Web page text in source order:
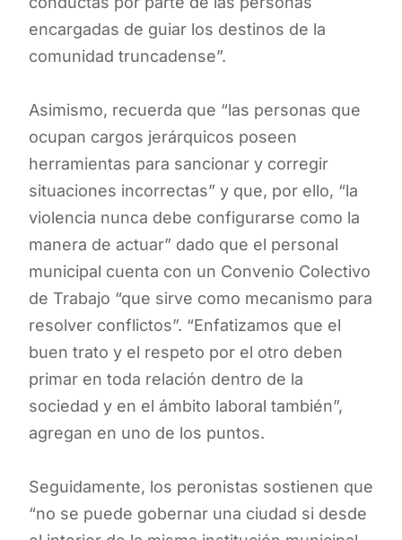
encargadas de guiar los destinos de la
comunidad truncadense”.
Asimismo, recuerda que “las personas que
ocupan cargos jerárquicos poseen
herramientas para sancionar y corregir
situaciones incorrectas” y que, por ello, “la
violencia nunca debe configurarse como la
manera de actuar” dado que el personal
municipal cuenta con un Convenio Colectivo
de Trabajo “que sirve como mecanismo para
resolver conflictos”. “Enfatizamos que el
buen trato y el respeto por el otro deben
primar en toda relación dentro de la
sociedad y en el ámbito laboral también”,
agregan en uno de los puntos.
Seguidamente, los peronistas sostienen que
“no se puede gobernar una ciudad si desde